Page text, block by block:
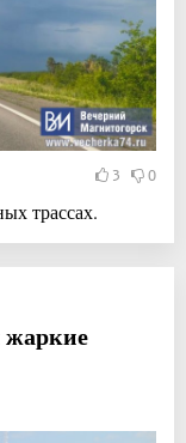
3 0
трассах.
жаркие